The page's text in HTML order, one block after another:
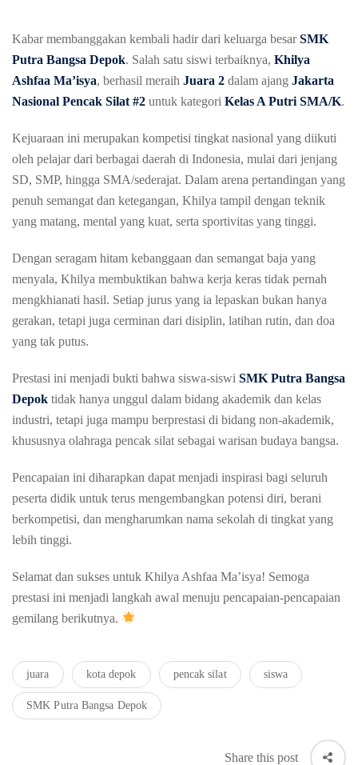
Kabar membanggakan kembali hadir dari keluarga besarSMK
Putra Bangsa Depok. Salah satu siswi terbaiknya, Khilya
Ashfaa Ma’isya, berhasil meraih Juara 2 dalam ajang Jakarta
Nasional Pencak Silat #2 untuk kategori Kelas A Putri SMA/K.
Kejuaraan ini merupakan kompetisi tingkat nasional yang diikuti
oleh pelajar dari berbagai daerah di Indonesia, mulai dari jenjang
SD, SMP, hingga SMA/sederajat. Dalam arena pertandingan yang
penuh semangat dan ketegangan, Khilya tampil dengan teknik
yang matang, mental yang kuat, serta sportivitas yang tinggi.
Dengan seragam hitam kebanggaan dan semangat baja yang
menyala, Khilya membuktikan bahwa kerja keras tidak pernah
mengkhianati hasil. Setiap jurus yang ia lepaskan bukan hanya
gerakan, tetapi juga cerminan dari disiplin, latihan rutin, dan doa
yang tak putus.
Prestasi ini menjadi bukti bahwa siswa-siswi SMK Putra Bangsa
Depok tidak hanya unggul dalam bidang akademik dan kelas
industri, tetapi juga mampu berprestasi di bidang non-akademik,
khususnya olahraga pencak silat sebagai warisan budaya bangsa.
Pencapaian ini diharapkan dapat menjadi inspirasi bagi seluruh
peserta didik untuk terus mengembangkan potensi diri, berani
berkompetisi, dan mengharumkan nama sekolah di tingkat yang
lebih tinggi.
Selamat dan sukses untuk Khilya Ashfaa Ma’isya! Semoga
prestasi ini menjadi langkah awal menuju pencapaian-pencapaian
gemilang berikutnya.
juara kota depok pencak silat siswa
SMK Putra Bangsa Depok
Share this post